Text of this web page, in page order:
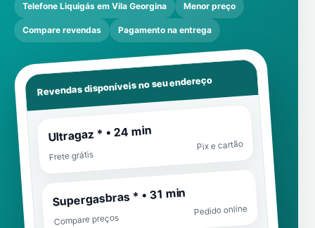
Telefone Liquigás em Vila Georgina Menor preço
Compare revendas Pagamento na entrega
Revendas disponíveis no seu endereço
Ultragaz * • 24 min
Frete grátis
Pix e cartão
Supergasbras * • 31 min
Compare preços
Pedido online